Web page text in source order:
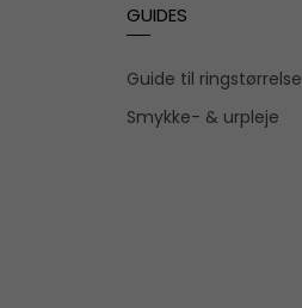
GUIDES
Guide til ringstørrelse
Smykke- & urpleje